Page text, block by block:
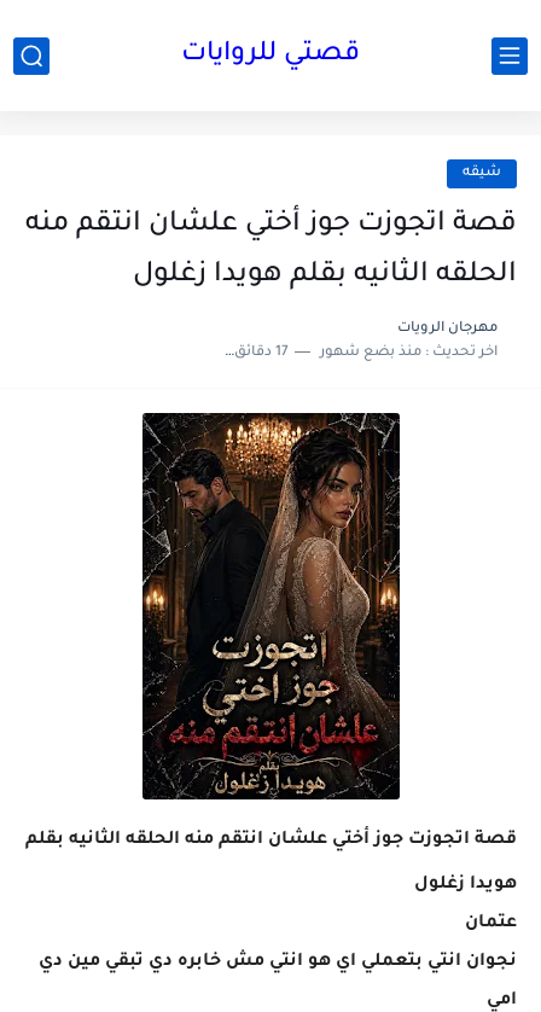
قصتي للروايات
شيقه
قصة اتجوزت جوز أختي علشان انتقم منه
الحلقه الثانيه بقلم هويدا زغلول
مهرجان الرويات
اخر تحديث :منذ بضع شهور 17 دقائق للقراءة
قصة اتجوزت جوز أختي علشان انتقم منه الحلقه الثانيه بقلم
هويدا زغلول
عتمان
نجوان انتي بتعملي اي هو انتي مش خابره دي تبقي مين دي
امي